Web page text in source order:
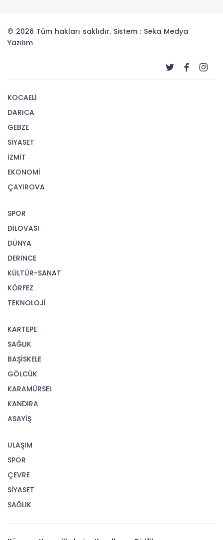
© 2026 Tüm hakları saklıdır. Sistem : Seka Medya
Yazılım
KOCAELİ
DARICA
GEBZE
SİYASET
İZMİT
EKONOMİ
ÇAYIROVA
SPOR
DİLOVASI
DÜNYA
DERİNCE
KÜLTÜR-SANAT
KÖRFEZ
TEKNOLOJİ
KARTEPE
SAĞLIK
BAŞİSKELE
GÖLCÜK
KARAMÜRSEL
KANDIRA
ASAYİŞ
ULAŞIM
SPOR
ÇEVRE
SİYASET
SAĞLIK